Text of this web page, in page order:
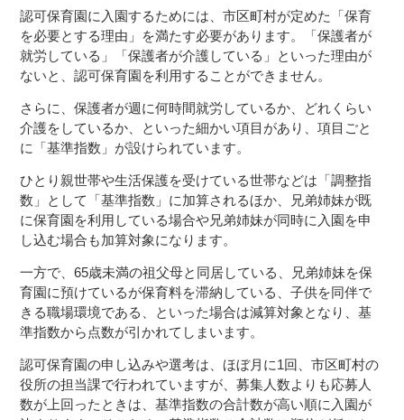
認可保育園に入園するためには、市区町村が定めた「保育
を必要とする理由」を満たす必要があります。「保護者が
就労している」「保護者が介護している」といった理由が
ないと、認可保育園を利用することができません。
さらに、保護者が週に何時間就労しているか、どれくらい
介護をしているか、といった細かい項目があり、項目ごと
に「基準指数」が設けられています。
ひとり親世帯や生活保護を受けている世帯などは「調整指
数」として「基準指数」に加算されるほか、兄弟姉妹が既
に保育園を利用している場合や兄弟姉妹が同時に入園を申
し込む場合も加算対象になります。
一方で、65歳未満の祖父母と同居している、兄弟姉妹を保
育園に預けているが保育料を滞納している、子供を同伴で
きる職場環境である、といった場合は減算対象となり、基
準指数から点数が引かれてしまいます。
認可保育園の申し込みや選考は、ほぼ月に1回、市区町村の
役所の担当課で行われていますが、募集人数よりも応募人
数が上回ったときは、基準指数の合計数が高い順に入園が